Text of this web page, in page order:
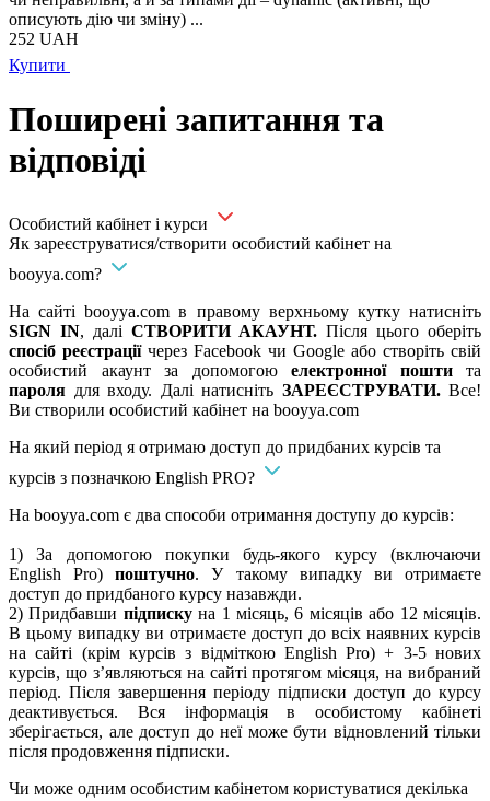
описують дію чи зміну) ...
252 UAH
Купити
Поширені запитання та
відповіді
Особистий кабінет і курси
Як зареєструватися/створити особистий кабінет на
booyya.com?
На сайті booyya.com в правому верхньому кутку натисніть
SIGN IN, далі СТВОРИТИ АКАУНТ.Після цього оберіть
спосіб реєстраціїчерез Facebook чи Google або створіть свій
особистий акаунт за допомогоюелектронної поштита
пароля для входу. Далі натисніть ЗАРЕЄСТРУВАТИ. Все!
Ви створили особистий кабінет на booyya.com
На який період я отримаю доступ до придбаних курсів та
курсів з позначкою English PRO?
На booyya.com є два способи отримання доступу до курсів:
1) За допомогою покупки будь-якого курсу (включаючи
English Pro)поштучно. У такому випадку ви отримаєте
доступ до придбаного курсу назавжди.
2) Придбавши підпискуна 1 місяць, 6 місяців або 12 місяців.
В цьому випадку ви отримаєте доступ до всіх наявних курсів
на сайті (крім курсів з відміткою English Pro) + 3-5 нових
курсів, що з’являються на сайті протягом місяця, на вибраний
період. Після завершення періоду підписки доступ до курсу
деактивується. Вся інформація в особистому кабінеті
зберігається, але доступ до неї може бути відновлений тільки
після продовження підписки.
Чи може одним особистим кабінетом користуватися декілька